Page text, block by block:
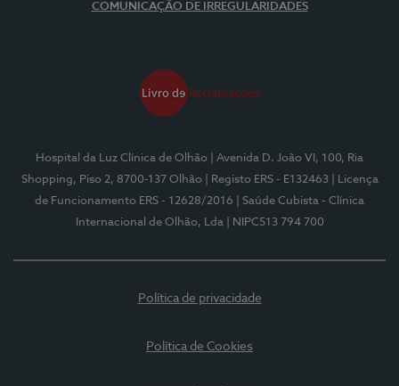
COMUNICAÇÃO DE IRREGULARIDADES
Hospital da Luz Clínica de Olhão
| Avenida D. João VI, 100, Ria
Shopping, Piso 2, 8700-137 Olhão
| Registo ERS - E132463
| Licença
de Funcionamento ERS - 12628/2016
| Saúde Cubista - Clínica
Internacional de Olhão, Lda
| NIPC513 794 700
Política de privacidade
Política de Cookies